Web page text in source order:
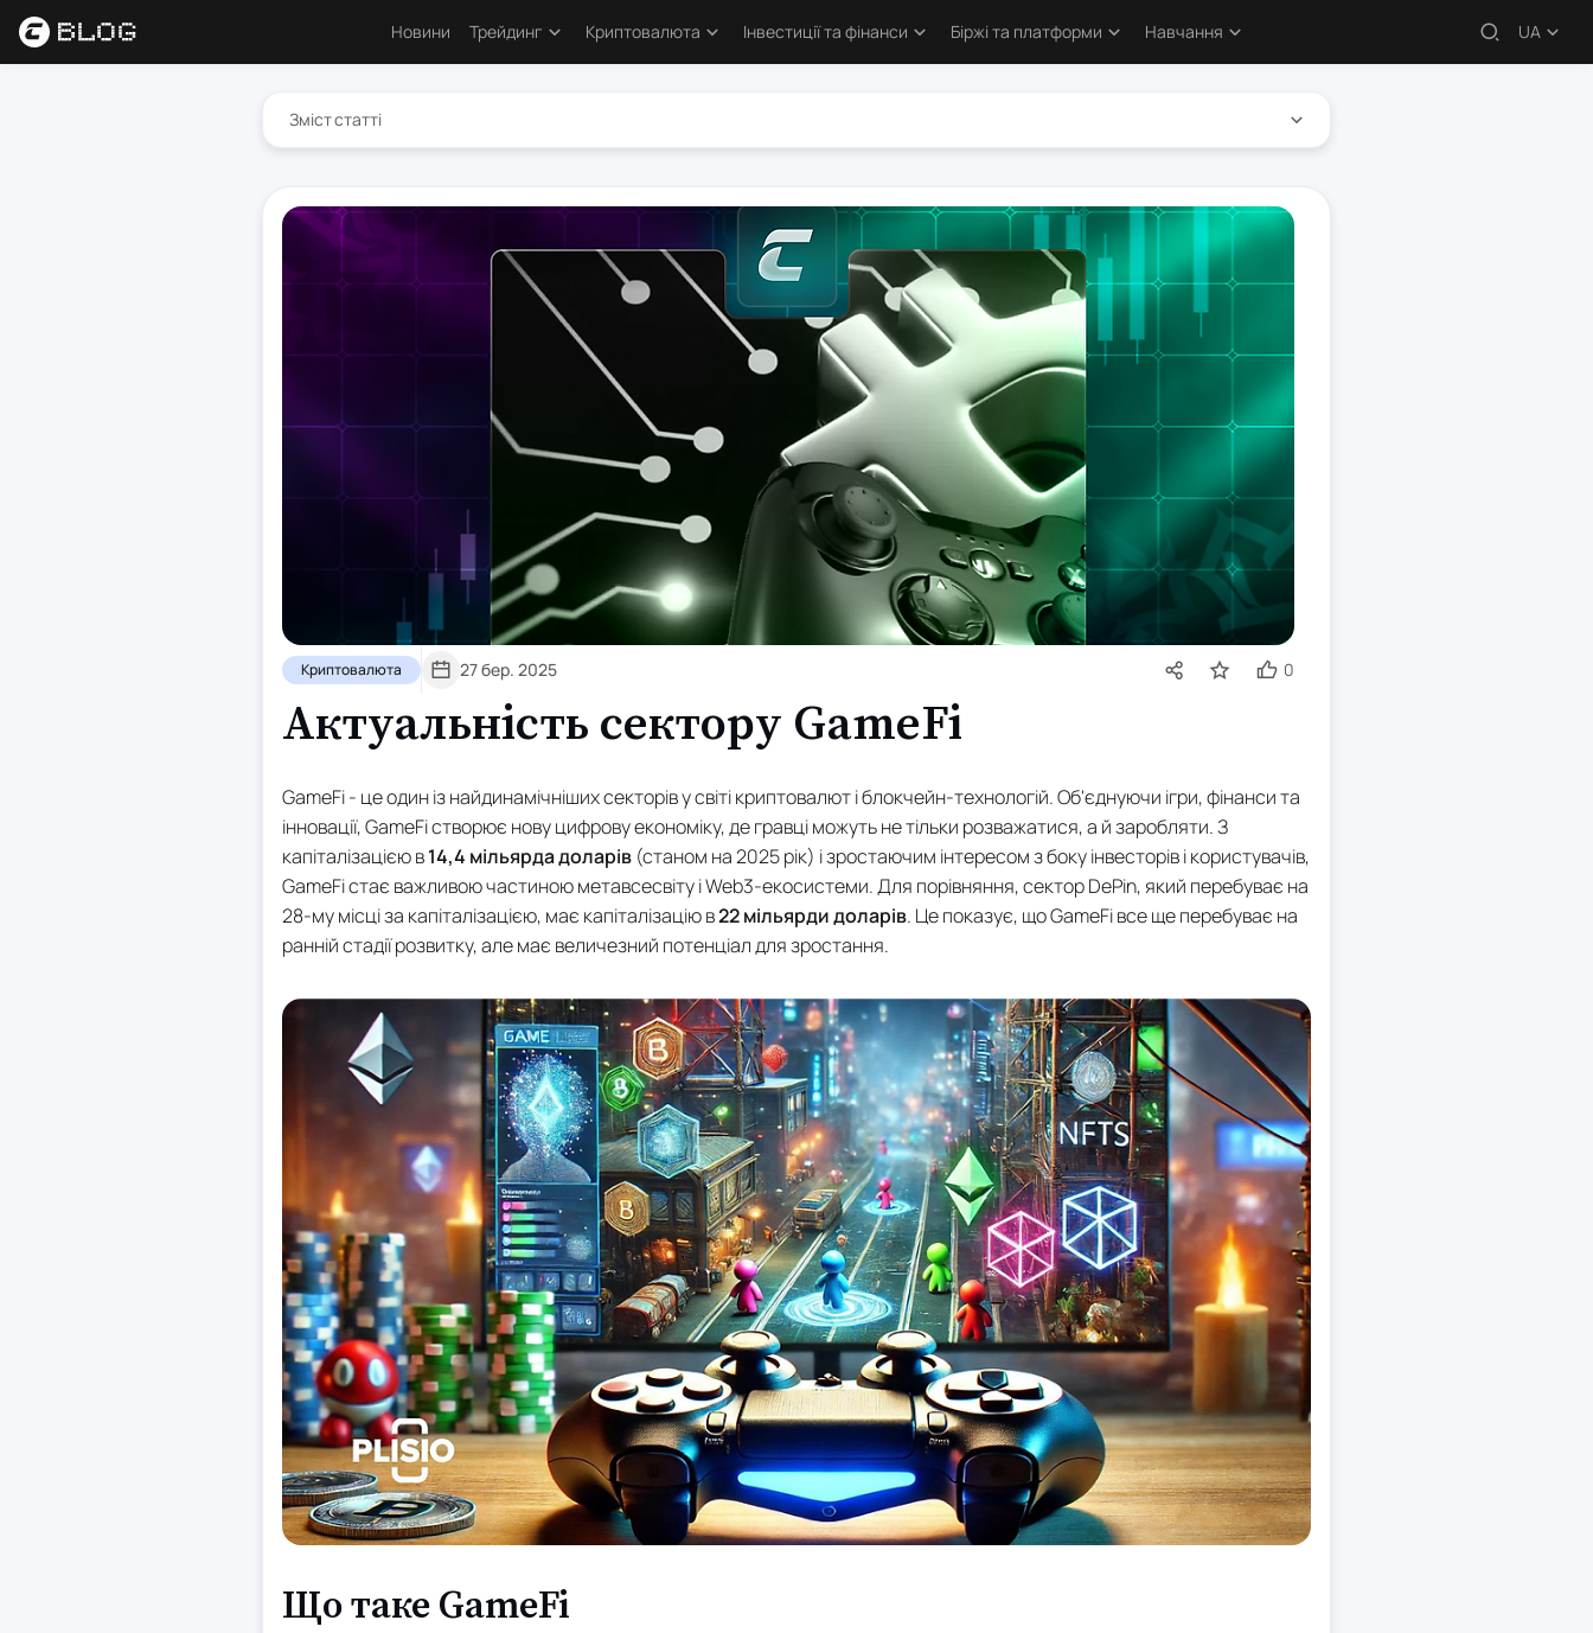
Новини Трейдинг
Торгові стратегії
Індикатори
Ресурси
Криптовалюта
Defi та Web3
Аірдропи та ретродропи
Криптогаманці
Інвестиції та фінанси Біржі та платформи Навчання
Безкоштовні курси
UA
Зміст статті
Криптовалюта 27 бер. 2025 0
Актуальність сектору GameFi
GameFi - це один із найдинамічніших секторів у світі криптовалют і блокчейн-технологій. Об'єднуючи ігри, фінанси та
інновації, GameFi створює нову цифрову економіку, де гравці можуть не тільки розважатися, а й заробляти. З
капіталізацією в14,4 мільярда доларів (станом на 2025 рік) і зростаючим інтересом з боку інвесторів і користувачів,
GameFi стає важливою частиною метавсесвіту і Web3-екосистеми. Для порівняння, сектор DePin, який перебуває на
28-му місці за капіталізацією, має капіталізацію в22 мільярди доларів. Це показує, що GameFi все ще перебуває на
ранній стадії розвитку, але має величезний потенціал для зростання.
Що таке GameFi